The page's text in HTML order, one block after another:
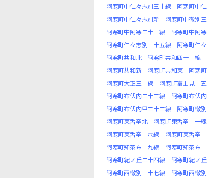
阿寒町中仁々志別三十線
阿寒町中
阿寒町中仁々志別新
阿寒町中徹別
阿寒町中阿寒二十一線
阿寒町中阿
阿寒町仁々志別三十五線
阿寒町仁
阿寒町共和北
阿寒町共和四十一線
阿寒町共和新
阿寒町共和東 阿寒
阿寒町大正三十線
阿寒町富士見十
阿寒町布伏内二十二線
阿寒町布伏
阿寒町布伏内甲二十二線
阿寒町徹
阿寒町東舌辛北
阿寒町東舌辛十一線
阿寒町東舌辛十六線
阿寒町東舌辛
阿寒町知茶布十九線
阿寒町知茶布
阿寒町紀ノ丘二十四線
阿寒町紀ノ
阿寒町西徹別三十七線
阿寒町西徹